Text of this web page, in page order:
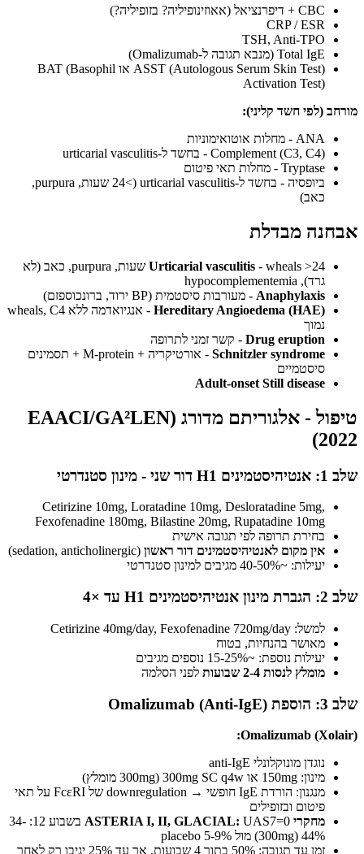
CBC + דיפרנציאל (אאוזינופיליה? בזופיליה?)
CRP / ESR
TSH, Anti-TPO
Total IgE (מנבא תגובה ל-Omalizumab)
ASST (Autologous Serum Skin Test) או BAT (Basophil
Activation Test)
מורחב (לפי חשד קליני):
ANA - מחלות אוטואימוניות
Complement (C3, C4) - בחשד ל-urticarial vasculitis
Tryptase - מחלות תאי פיטום
ביופסיה - בחשד ל-urticarial vasculitis (>24 שעות, purpura,
כאב)
אבחנה מבדלת
Urticarial vasculitis
- wheals >24 שעות, purpura, כאב (לא
גרד), hypocomplementemia
Anaphylaxis- מעורבות סיסטמית (BP ירוד, ברונכוספזם)
Hereditary Angioedema (HAE)
- אנגיואדמה ללא wheals, C4
נמוך
Drug eruption- קשר זמני לתרופה
Schnitzler syndrome
- אורטיקריה + M-protein + תסמינים
סיסטמיים
Adult-onset Still disease
טיפול - אלגוריתם מדורג (EAACI/GA²LEN
2022)
שלב 1: אנטיהיסטמינים H1 דור שני - מינון סטנדרטי
Cetirizine 10mg, Loratadine 10mg, Desloratadine 5mg,
Fexofenadine 180mg, Bilastine 20mg, Rupatadine 10mg
בחירת תרופה לפי תגובה אישית
אין מקום לאנטיהיסטמינים דור ראשון(sedation, anticholinergic)
יעילות: ~40-50% מגיבים למינון סטנדרטי
שלב 2: הגברת מינון אנטיהיסטמינים H1 עד ×4
למשל: Cetirizine 40mg/day, Fexofenadine 720mg/day
מאושר בהנחיות, בטוח
יעילות נוספת: ~15-25% נוספים מגיבים
מומלץ לנסות 2-4 שבועות
לפני הסלמה
שלב 3: הוספת Omalizumab (Anti-IgE)
Omalizumab (Xolair):
נוגדן מונוקלונלי anti-IgE
מינון: 150mg או 300mg SC q4w (300mg מומלץ)
מנגנון: הורדת IgE חופשי → downregulation של FcεRI על תאי
פיטום ובזופילים
מחקרי ASTERIA I, II, GLACIAL:
UAS7=0 בשבוע 12: 34-
44% (300mg) מול 5-9% placebo
זמן עד תגובה: 50% בתוך 4 שבועות, אך עד 25% יגיבו רק לאחר